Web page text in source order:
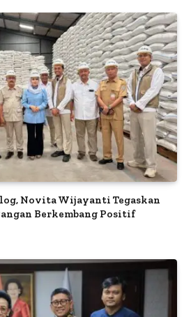
Novita Wijayanti Tegaskan
Berkembang Positif